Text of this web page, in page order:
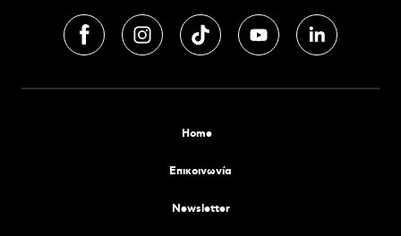
Home
Επικοινωνία
Newsletter